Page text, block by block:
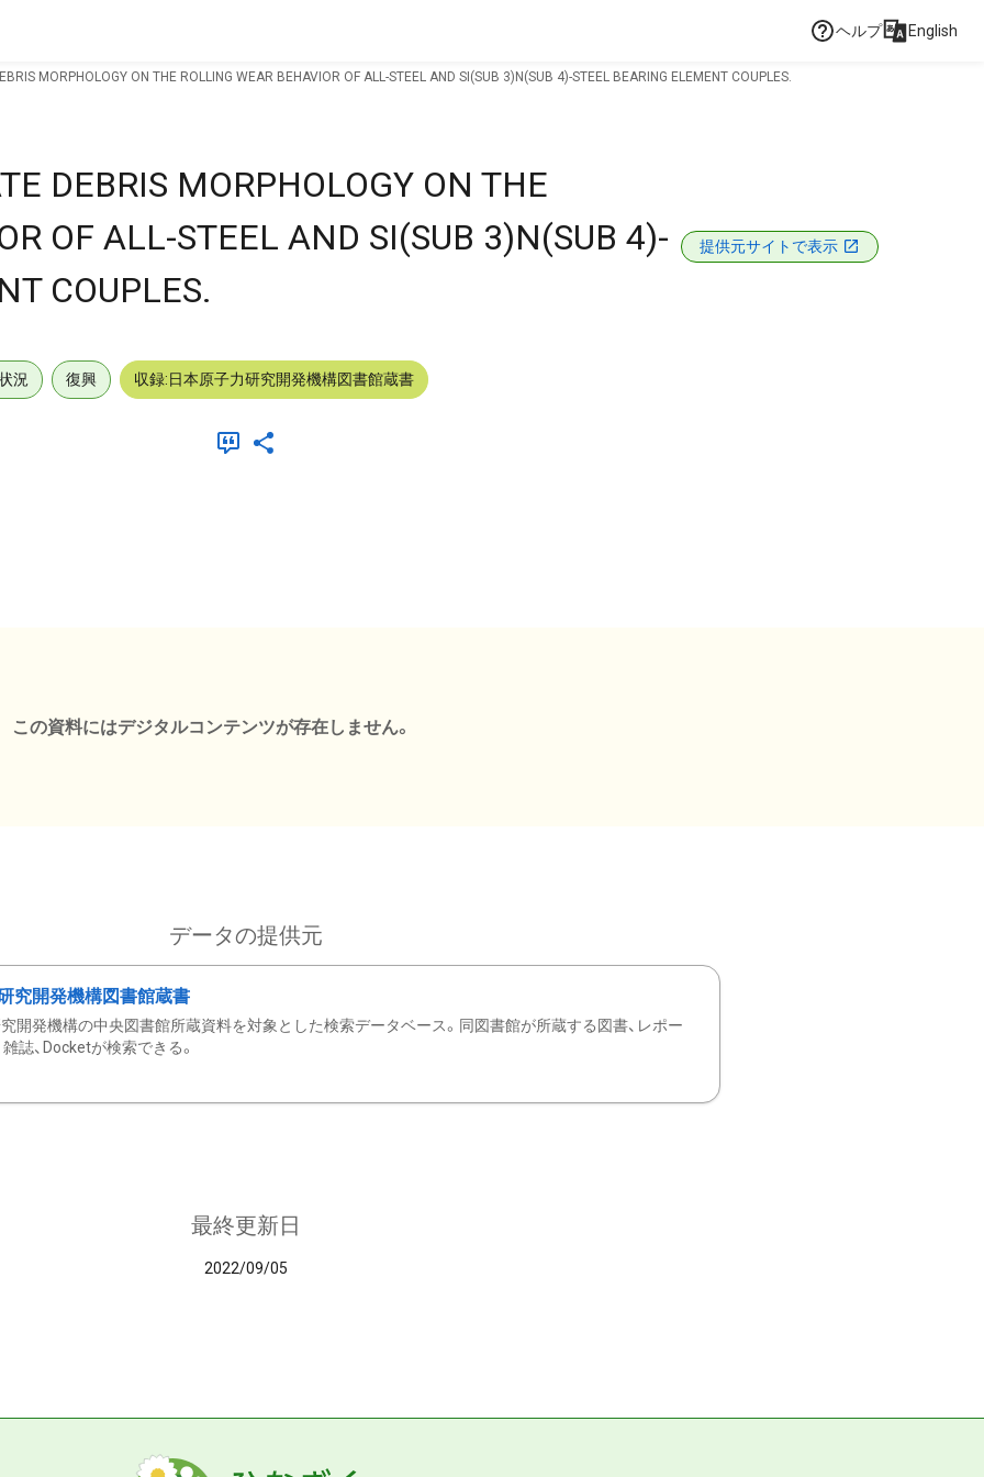
ヘルプ English
MORPHOLOGY ON THE ROLLING WEAR BEHAVIOR OF ALL-STEEL AND SI(SUB 3)N(SUB 4)-STEEL BEARING ELEMENT COUPLES.
DEBRIS MORPHOLOGY ON THE
OF ALL-STEEL AND SI(SUB 3)N(SUB 4)-
COUPLES.
提供元サイトで表示
況 復興 収録:日本原子力研究開発機構図書館蔵書
この資料にはデジタルコンテンツが存在しません。
データの提供元
究開発機構図書館蔵書
開発機構の中央図書館所蔵資料を対象とした検索データベース。同図書館が所蔵する図書、レポー
雑誌、Docketが検索できる。
最終更新日
2022/09/05